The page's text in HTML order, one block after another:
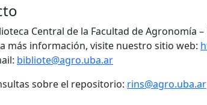
Central de la Facultad de Agronomía –
más información, visite nuestro sitio web:
bibliote@agro.uba.ar
sobre el repositorio: rins@agro.uba.ar